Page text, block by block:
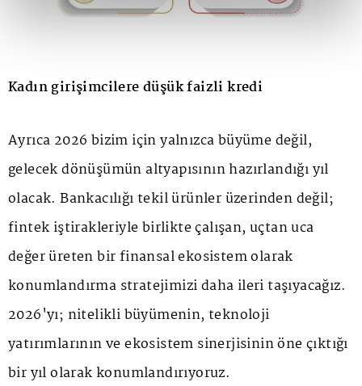
Kadın girişimcilere düşük faizli kredi
Ayrıca 2026 bizim için yalnızca büyüme değil,
gelecek dönüşümün altyapısının hazırlandığı yıl
olacak. Bankacılığı tekil ürünler üzerinden değil;
fintek iştirakleriyle birlikte çalışan, uçtan uca
değer üreten bir finansal ekosistem olarak
konumlandırma stratejimizi daha ileri taşıyacağız.
2026'yı; nitelikli büyümenin, teknoloji
yatırımlarının ve ekosistem sinerjisinin öne çıktığı
bir yıl olarak konumlandırıyoruz.